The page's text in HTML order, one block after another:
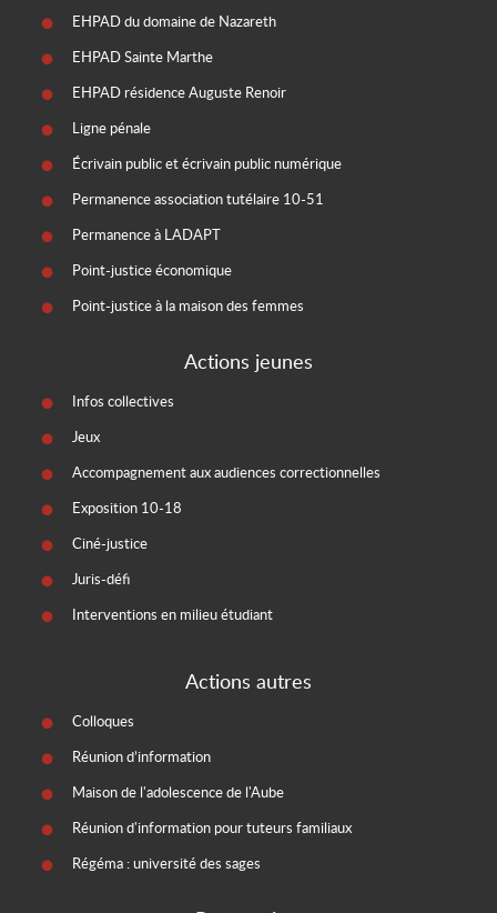
EHPAD du domaine de Nazareth
EHPAD Sainte Marthe
EHPAD résidence Auguste Renoir
Ligne pénale
Écrivain public et écrivain public numérique
Permanence association tutélaire 10-51
Permanence à LADAPT
Point-justice économique
Point-justice à la maison des femmes
Actions jeunes
Infos collectives
Jeux
Accompagnement aux audiences correctionnelles
Exposition 10-18
Ciné-justice
Juris-défi
Interventions en milieu étudiant
Actions autres
Colloques
Réunion d’information
Maison de l'adolescence de l'Aube
Réunion d'information pour tuteurs familiaux
Régéma : université des sages